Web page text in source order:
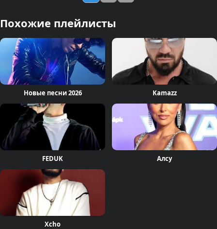
Похожие плейлисты
Новые песни 2026 Kamazz
FEDUK Алсу
Xcho